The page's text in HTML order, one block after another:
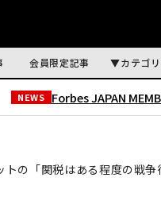
会員限定記事 カテゴリ
NEWS Forbes JAPAN
の「関税はある程度の戦